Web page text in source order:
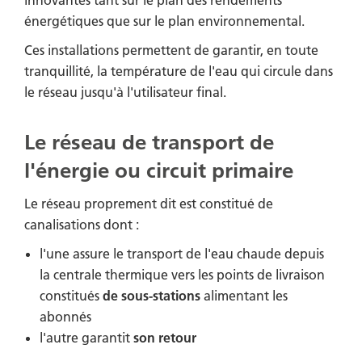
énergétiques que sur le plan environnemental.
Ces installations permettent de garantir, en toute
tranquillité, la température de l'eau qui circule dans
le réseau jusqu'à l'utilisateur final.
Le réseau de transport de
l'énergie ou circuit primaire
Le réseau proprement dit est constitué de
canalisations dont :
l'une assure le transport de l'eau chaude depuis
la centrale thermique vers les points de livraison
constituésde sous-stations alimentant les
abonnés
l'autre garantitson retour